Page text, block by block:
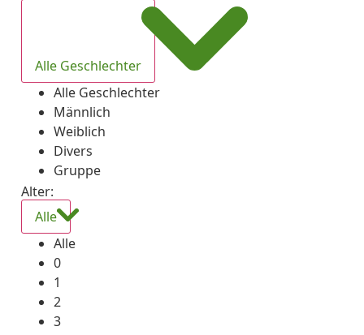
Alle Geschlechter
Alle Geschlechter
Männlich
Weiblich
Divers
Gruppe
Alter:
Alle
Alle
0
1
2
3